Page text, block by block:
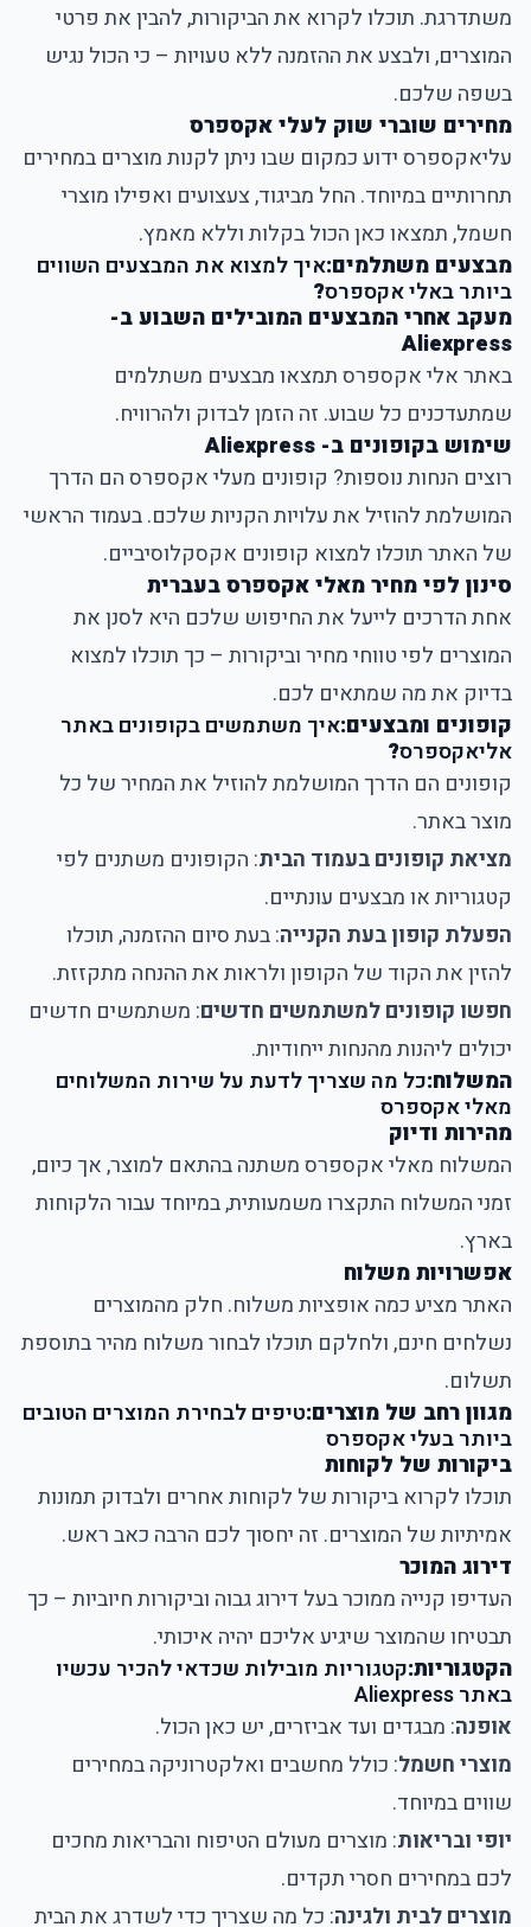
משתדרגת. תוכלו לקרוא את הביקורות, להבין את פרטי
המוצרים, ולבצע את ההזמנה ללא טעויות – כי הכול נגיש
בשפה שלכם.
מחירים שוברי שוק לעלי אקספרס
עליאקספרס ידוע כמקום שבו ניתן לקנות מוצרים במחירים
תחרותיים במיוחד. החל מביגוד, צעצועים ואפילו מוצרי
חשמל, תמצאו כאן הכול בקלות וללא מאמץ.
מבצעים משתלמים:איך למצוא את המבצעים השווים
ביותר באלי אקספרס?
מעקב אחרי המבצעים המובילים השבוע ב-
Aliexpress
באתר אלי אקספרס תמצאו מבצעים משתלמים
שמתעדכנים כל שבוע. זה הזמן לבדוק ולהרוויח.
שימוש בקופונים ב- Aliexpress
רוצים הנחות נוספות? קופונים מעלי אקספרס הם הדרך
המושלמת להוזיל את עלויות הקניות שלכם. בעמוד הראשי
של האתר תוכלו למצוא קופונים אקסקלוסיביים.
סינון לפי מחיר מאלי אקספרס בעברית
אחת הדרכים לייעל את החיפוש שלכם היא לסנן את
המוצרים לפי טווחי מחיר וביקורות – כך תוכלו למצוא
בדיוק את מה שמתאים לכם.
קופונים ומבצעים:איך משתמשים בקופונים באתר
אליאקספרס?
קופונים הם הדרך המושלמת להוזיל את המחיר של כל
מוצר באתר.
מציאת קופונים בעמוד הבית: הקופונים משתנים לפי
קטגוריות או מבצעים עונתיים.
הפעלת קופון בעת הקנייה: בעת סיום ההזמנה, תוכלו
להזין את הקוד של הקופון ולראות את ההנחה מתקזזת.
חפשו קופונים למשתמשים חדשים: משתמשים חדשים
יכולים ליהנות מהנחות ייחודיות.
המשלוח:כל מה שצריך לדעת על שירות המשלוחים
מאלי אקספרס
מהירות ודיוק
המשלוח מאלי אקספרס משתנה בהתאם למוצר, אך כיום,
זמני המשלוח התקצרו משמעותית, במיוחד עבור הלקוחות
בארץ.
אפשרויות משלוח
האתר מציע כמה אופציות משלוח. חלק מהמוצרים
נשלחים חינם, ולחלקם תוכלו לבחור משלוח מהיר בתוספת
תשלום.
מגוון רחב של מוצרים:טיפים לבחירת המוצרים הטובים
ביותר בעלי אקספרס
ביקורות של לקוחות
תוכלו לקרוא ביקורות של לקוחות אחרים ולבדוק תמונות
אמיתיות של המוצרים. זה יחסוך לכם הרבה כאב ראש.
דירוג המוכר
העדיפו קנייה ממוכר בעל דירוג גבוה וביקורות חיוביות – כך
תבטיחו שהמוצר שיגיע אליכם יהיה איכותי.
הקטגוריות:קטגוריות מובילות שכדאי להכיר עכשיו
באתר Aliexpress
אופנה: מבגדים ועד אביזרים, יש כאן הכול.
מוצרי חשמל: כולל מחשבים ואלקטרוניקה במחירים
שווים במיוחד.
יופי ובריאות: מוצרים מעולם הטיפוח והבריאות מחכים
לכם במחירים חסרי תקדים.
מוצרים לבית ולגינה: כל מה שצריך כדי לשדרג את הבית